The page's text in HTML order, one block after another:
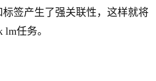
签产生了强关联性，这样就将
任务。